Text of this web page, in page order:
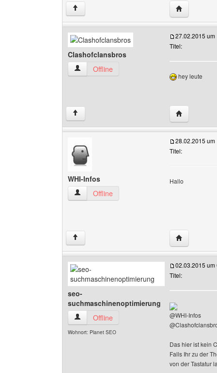
↑ Website
Clashofclansbros
Clashofclansbros Benutzer-Profile anzeigen
Offline
27.02.2015 um
Titel:
hey leute
↑ Website
WHI-Infos
WHI-Infos Benutzer-Profile anzeigen
Offline
28.02.2015 um
Titel:
Hallo
↑ Website
seo-
suchmaschinenoptimierung
seo-suchmaschinenoptimierung Benutzer-
Offline
Wohnort: Planet SEO
02.03.2015 um
Titel:
@WHI-Infos
Das hier ist kein
Falls Ihr zu der
von der Tastatur